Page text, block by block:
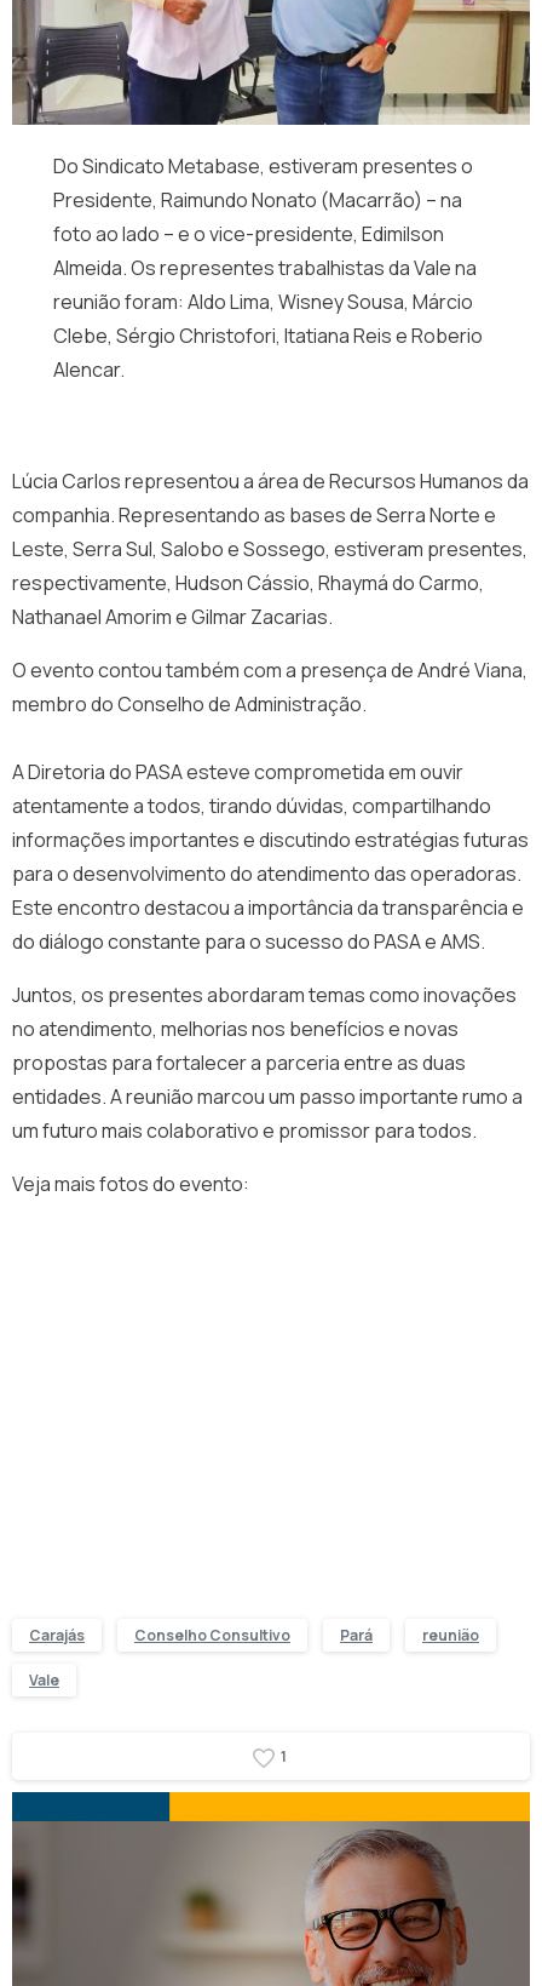
Do Sindicato Metabase, estiveram presentes o
Presidente, Raimundo Nonato (Macarrão) – na
foto ao lado – e o vice-presidente, Edimilson
Almeida. Os representes trabalhistas da Vale na
reunião foram: Aldo Lima, Wisney Sousa, Márcio
Clebe, Sérgio Christofori, Itatiana Reis e Roberio
Alencar.
Lúcia Carlos representou a área de Recursos Humanos da
companhia. Representando as bases de Serra Norte e
Leste, Serra Sul, Salobo e Sossego, estiveram presentes,
respectivamente, Hudson Cássio, Rhaymá do Carmo,
Nathanael Amorim e Gilmar Zacarias.
O evento contou também com a presença de André Viana,
membro do Conselho de Administração.
A Diretoria do PASA esteve comprometida em ouvir
atentamente a todos, tirando dúvidas, compartilhando
informações importantes e discutindo estratégias futuras
para o desenvolvimento do atendimento das operadoras.
Este encontro destacou a importância da transparência e
do diálogo constante para o sucesso do PASA e AMS.
Juntos, os presentes abordaram temas como inovações
no atendimento, melhorias nos benefícios e novas
propostas para fortalecer a parceria entre as duas
entidades. A reunião marcou um passo importante rumo a
um futuro mais colaborativo e promissor para todos.
Veja mais fotos do evento:
Carajás Conselho Consultivo Pará reunião
Vale
1